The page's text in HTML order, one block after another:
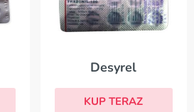
Desyrel
KUP TERAZ